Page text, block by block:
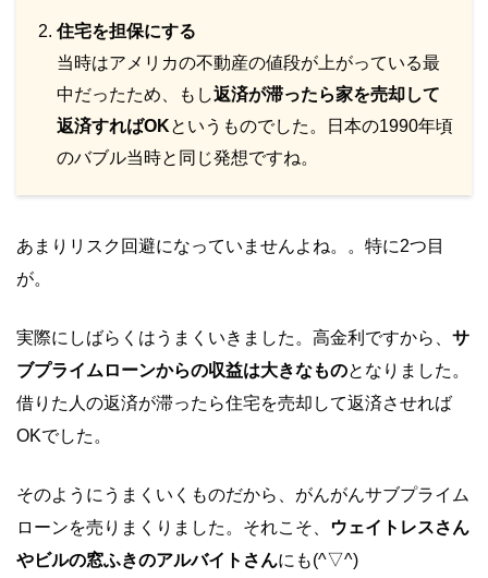
住宅を担保にする
当時はアメリカの不動産の値段が上がっている最
中だったため、もし返済が滞ったら家を売却して
返済すればOKというものでした。日本の1990年頃
のバブル当時と同じ発想ですね。
あまりリスク回避になっていませんよね。。特に2つ目
が。
実際にしばらくはうまくいきました。高金利ですから、 サ
ブプライムローンからの収益は大きなものとなりました。
借りた人の返済が滞ったら住宅を売却して返済させれば
OKでした。
そのようにうまくいくものだから、がんがんサブプライム
ローンを売りまくりました。それこそ、
ウェイトレスさん
やビルの窓ふきのアルバイトさんにも(^▽^)